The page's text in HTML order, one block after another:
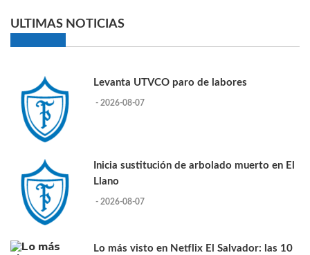
ULTIMAS NOTICIAS
Levanta UTVCO paro de labores
- 2026-08-07
Inicia sustitución de arbolado muerto en El
Llano
- 2026-08-07
Lo más visto en Netflix El Salvador: las 10